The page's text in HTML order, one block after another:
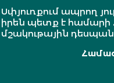
Սփյուռքում ապրող
իրեն պետք է
մշակութային